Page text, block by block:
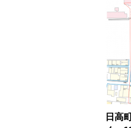
日高